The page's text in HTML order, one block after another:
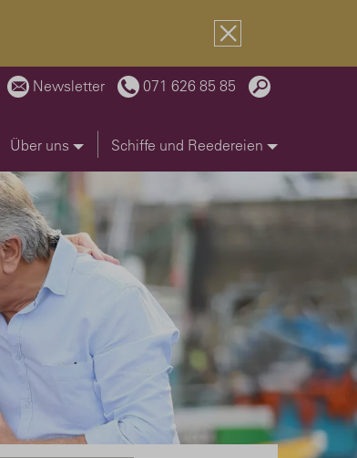
Newsletter 071 626 85 85
Über uns Schiffe und Reedereien